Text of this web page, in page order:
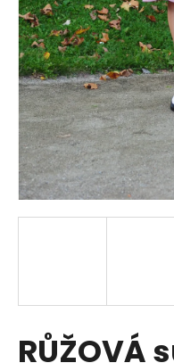
RŮŽOVÁ
a
j
í
t
?
o
o